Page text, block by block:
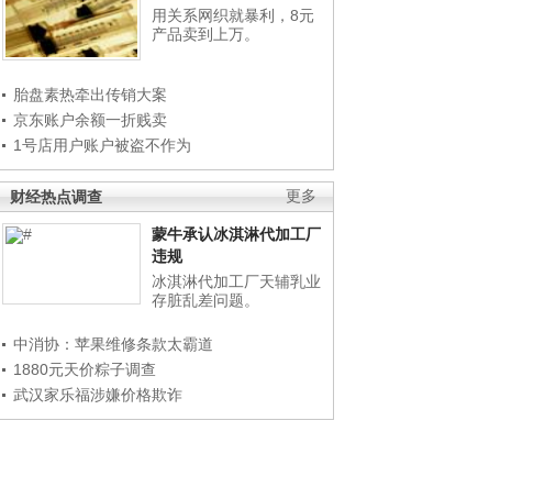
用关系网织就暴利，8元
产品卖到上万。
胎盘素热牵出传销大案
京东账户余额一折贱卖
1号店用户账户被盗不作为
更多
财经热点调查
蒙牛承认冰淇淋代加工厂
违规
冰淇淋代加工厂天辅乳业
存脏乱差问题。
中消协：苹果维修条款太霸道
1880元天价粽子调查
武汉家乐福涉嫌价格欺诈